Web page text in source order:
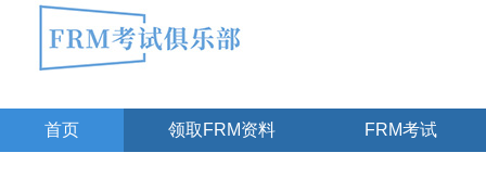
首页 领取FRM资料 FRM考试